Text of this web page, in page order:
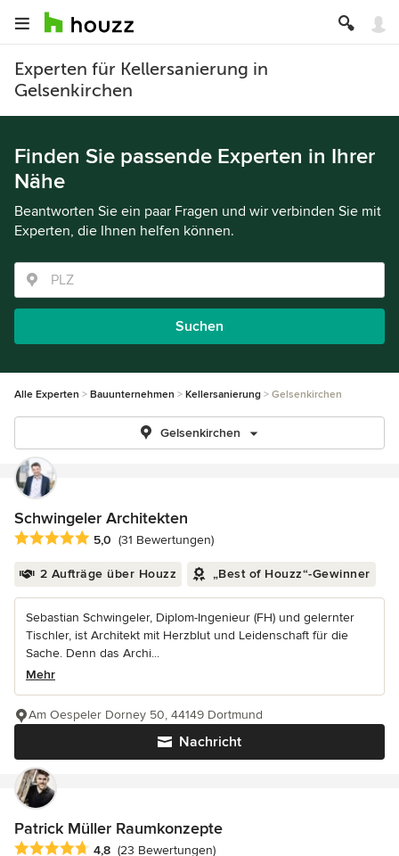
Experten für Kellersanierung in
Gelsenkirchen
Finden Sie passende Experten in Ihrer
Nähe
Beantworten Sie ein paar Fragen und wir verbinden Sie mit
Experten, die Ihnen helfen können.
Suchen
Alle Experten Bauunternehmen Kellersanierung Gelsenkirchen
Gelsenkirchen
Schwingeler Architekten
Durchschnittliche Bewertung: 5 von 5 Sternen
5,0 (31 Bewertungen)
2 Aufträge über Houzz „Best of Houzz“-Gewinner
Sebastian Schwingeler, Diplom-Ingenieur (FH) und gelernter
Tischler, ist Architekt mit Herzblut und Leidenschaft für die
Sache. Denn das Archi...
Mehr
Nachricht
Am Oespeler Dorney 50, 44149 Dortmund
Patrick Müller Raumkonzepte
Durchschnittliche Bewertung: 4.8 von 5 Sternen
4,8 (23 Bewertungen)